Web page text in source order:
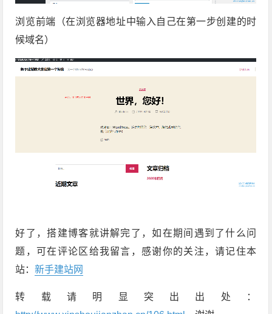
浏览前端（在浏览器地址中输入自己在第一步创建的时
候域名）
好了，搭建博客就讲解完了，如在期间遇到了什么问
题，可在评论区给我留言，感谢你的关注，请记住本
站：新手建站网
转载请明显突出出处：